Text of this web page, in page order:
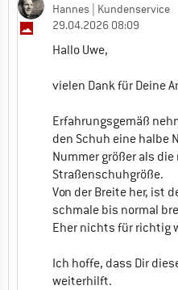
Hannes | Kundenservice
29.04.2026 08:09
Hallo Uwe,
vielen Dank für Deine
Erfahrungsgemäß
den Schuh eine halbe
Nummer größer als die
Straßenschuhgröße.
Von der Breite her, ist
schmale bis normal
Eher nichts für richtig
Ich hoffe, dass Dir
weiterhilft.